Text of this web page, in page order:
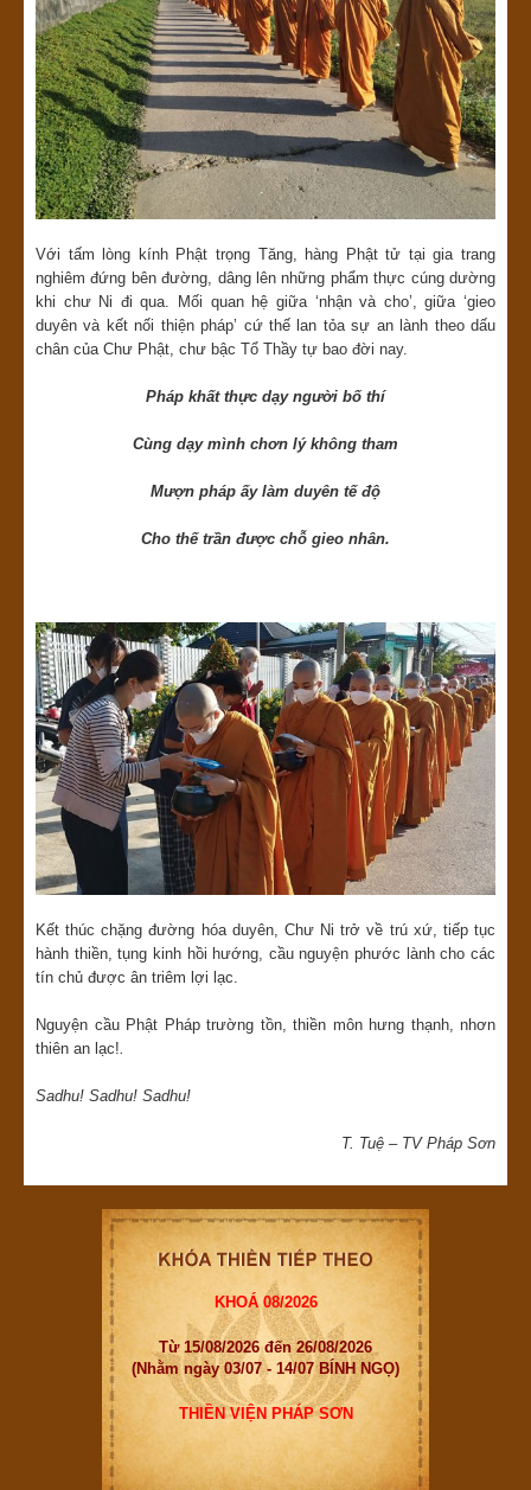
Với tấm lòng kính Phật trọng Tăng, hàng Phật tử tại gia trang
nghiêm đứng bên đường, dâng lên những phẩm thực cúng dường
khi chư Ni đi qua. Mối quan hệ giữa ‘nhận và cho’, giữa ‘gieo
duyên và kết nối thiện pháp’ cứ thế lan tỏa sự an lành theo dấu
chân của Chư Phật, chư bậc Tổ Thầy tự bao đời nay.
Pháp khất thực dạy người bố thí
Cùng dạy mình chơn lý không tham
Mượn pháp ấy làm duyên tế độ
Cho thế trần được chỗ gieo nhân.
Kết thúc chặng đường hóa duyên, Chư Ni trở về trú xứ, tiếp tục
hành thiền, tụng kinh hồi hướng, cầu nguyện phước lành cho các
tín chủ được ân triêm lợi lạc.
Nguyện cầu Phật Pháp trường tồn, thiền môn hưng thạnh, nhơn
thiên an lạc!
Sadhu! Sadhu! Sadhu!
T. Tuệ – TV Pháp Sơn
KHOÁ 08/2026
Từ 15/08/2026 đến 26/08/2026
(Nhằm ngày 03/07 - 14/07 BÍNH NGỌ)
THIỀN VIỆN PHÁP SƠN